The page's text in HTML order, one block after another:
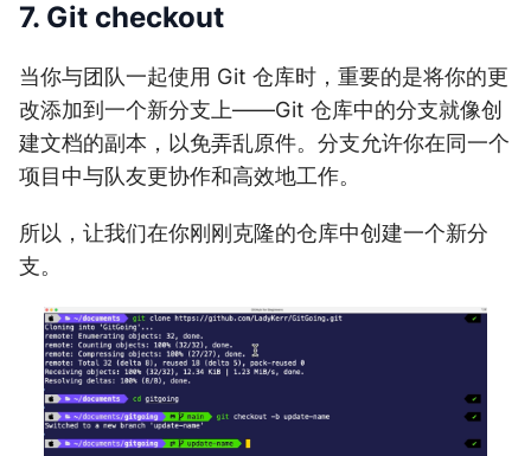
7. Git checkout
当你与团队一起使用 Git 仓库时，重要的是将你的更
改添加到一个新分支上——Git 仓库中的分支就像创
建文档的副本，以免弄乱原件。分支允许你在同一个
项目中与队友更协作和高效地工作。
所以，让我们在你刚刚克隆的仓库中创建一个新分
支。